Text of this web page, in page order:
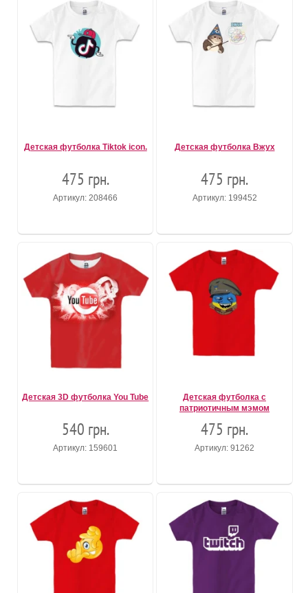
Детская футболка Tiktok icon.
475 грн.
Артикул: 208466
Детская футболка Вжух
475 грн.
Артикул: 199452
Детская 3D футболка You Tube
540 грн.
Артикул: 159601
Детская футболка с
патриотичным мэмом
475 грн.
Артикул: 91262